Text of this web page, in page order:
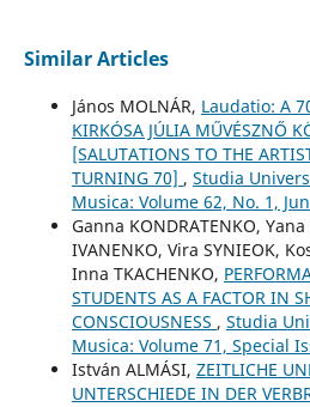
Similar Articles
János MOLNÁR, Laudatio: A
KIRKÓSA JÚLIA MŰVÉSZNŐ
[SALUTATIONS TO THE
TURNING 70] , Studia
Musica: Volume 62, No. 1,
Ganna KONDRATENKO, Yana
IVANENKO, Vira SYNIEOK,
Inna TKACHENKO,
STUDENTS AS A FACTOR IN
CONSCIOUSNESS , Studia
Musica: Volume 71, Special
István ALMÁSI, ZEITLICHE
UNTERSCHIEDE IN DER